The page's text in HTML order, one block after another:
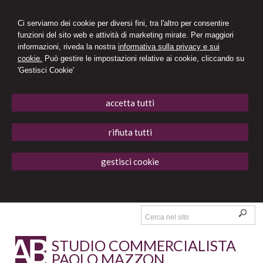
Ci serviamo dei cookie per diversi fini, tra l'altro per consentire
funzioni del sito web e attività di marketing mirate. Per maggiori
informazioni, riveda la nostra informativa sulla privacy e sui
cookie. Può gestire le impostazioni relative ai cookie, cliccando su
'Gestisci Cookie'
accetta tutti
rifiuta tutti
gestisci cookie
STUDIO COMMERCIALISTA
PAOLO MAZZON